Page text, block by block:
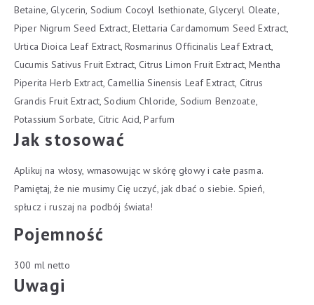
Betaine, Glycerin, Sodium Cocoyl Isethionate, Glyceryl Oleate,
Piper Nigrum Seed Extract, Elettaria Cardamomum Seed Extract,
Urtica Dioica Leaf Extract, Rosmarinus Officinalis Leaf Extract,
Cucumis Sativus Fruit Extract, Citrus Limon Fruit Extract, Mentha
Piperita Herb Extract, Camellia Sinensis Leaf Extract, Citrus
Grandis Fruit Extract, Sodium Chloride, Sodium Benzoate,
Potassium Sorbate, Citric Acid, Parfum
Jak stosować
Aplikuj na włosy, wmasowując w skórę głowy i całe pasma.
Pamiętaj, że nie musimy Cię uczyć, jak dbać o siebie. Spień,
spłucz i ruszaj na podbój świata!
Pojemność
300 ml netto
Uwagi